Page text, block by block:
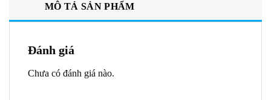
MÔ TẢ SẢN PHẨM
Đánh giá
Chưa có đánh giá nào.